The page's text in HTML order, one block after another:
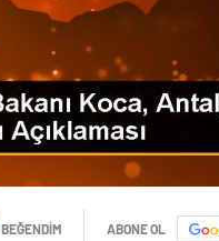
BEĞENDİM ABONE OL